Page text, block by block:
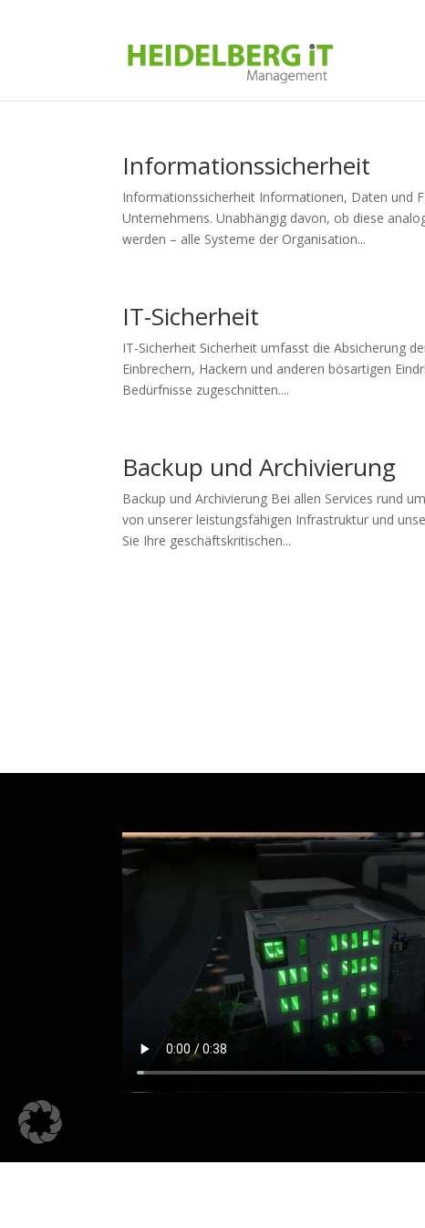
Informationssicherheit
Informationssicherheit Informationen, Daten und
Unternehmens. Unabhängig davon, ob diese
werden – alle Systeme der Organisation...
IT-Sicherheit
IT-Sicherheit Sicherheit umfasst die Absicherung
Einbrechern, Hackern und anderen bösartigen
Bedürfnisse zugeschnitten....
Backup und Archivierung
Backup und Archivierung Bei allen Services rund
von unserer leistungsfähigen Infrastruktur und
Sie Ihre geschäftskritischen...